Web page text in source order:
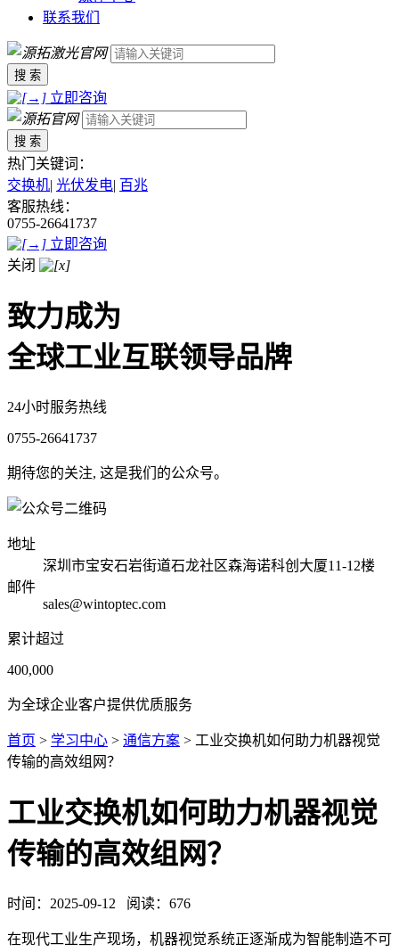
联系我们
搜 索
立即咨询
搜 索
热门关键词：
交换机| 光伏发电| 百兆
客服热线：
0755-26641737
立即咨询
关闭
致力成为
全球工业互联领导品牌
24小时服务热线
0755-26641737
期待您的关注, 这是我们的公众号。
地址
深圳市宝安石岩街道石龙社区森海诺科创大厦11-12楼
邮件
sales@wintoptec.com
累计超过
400,000
为全球企业客户提供优质服务
首页 > 学习中心 > 通信方案 > 工业交换机如何助力机器视觉
传输的高效组网？
工业交换机如何助力机器视觉
传输的高效组网？
时间： 2025-09-12 阅读： 676
在现代工业生产现场，机器视觉系统正逐渐成为智能制造不可